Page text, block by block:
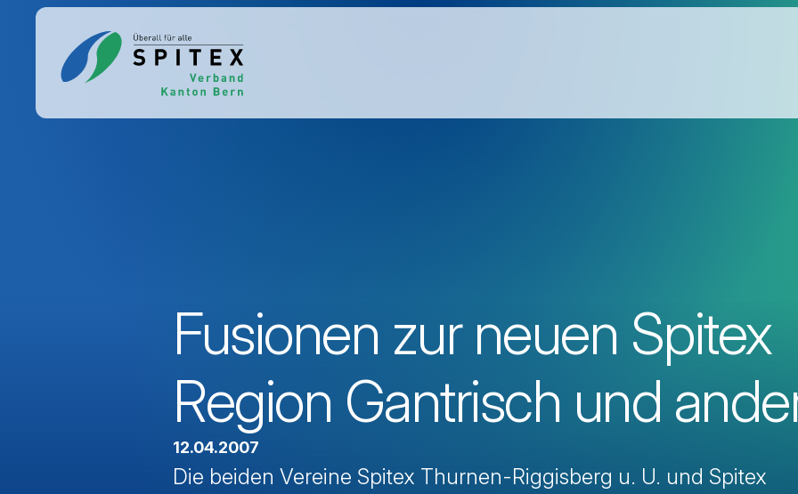
Fusionen zur neuen Spitex
Region Gantrisch und
12.04.2007
Die beiden Vereine Spitex Thurnen-Riggisberg u. U. und Spitex